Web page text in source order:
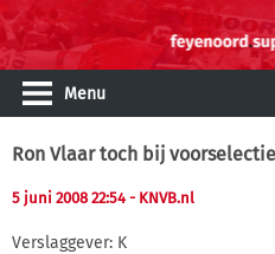
Menu
Ron Vlaar toch bij
5 juni 2008 22:54 - KNVB.nl
Verslaggever: K